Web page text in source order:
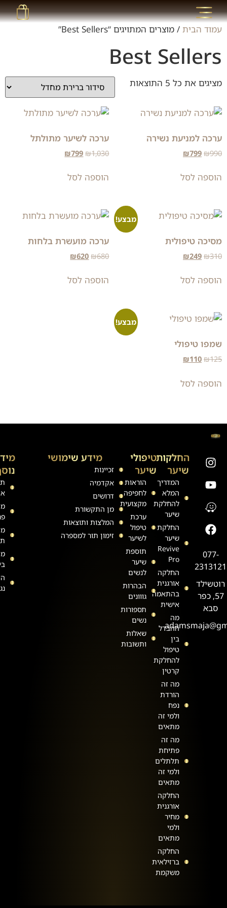
עמוד הבית / מוצרים המתויגים “Best Sellers”
Best Sellers
מציגים את כל ⁦5⁩ התוצאות
ערכה למניעת נשירה
₪990
₪799
הוספה לסל
ערכה לשיער מתולתל
₪1,030
₪799
הוספה לסל
מבצע!
מסיכה טיפולית
₪310
₪249
הוספה לסל
ערכה מועשרת בלחות
₪680
₪620
הוספה לסל
מבצע!
שמפו טיפולי
₪125
₪110
הוספה לסל
077-
2313121
רוטשילד
57, כפר
סבא
החלקות
שיער
המדריך
המלא
להחלקת
שיער
החלקת
שיער
Revive
Pro
החלקה
אורגנית
בהתאמה
אישית
מה
ההבדל
בין
טיפול
להחלקת
קרטין
מה זה
הורדת
נפח
ולמי זה
מתאים
מה זה
פתיחת
תלתלים
ולמי זה
מתאים
החלקה
אורגנית
מחיר
ולמי
מתאים
החלקה
ברזילאית
משקמת
טיפולי
שיער
הוראות
לחפיפה
מקצועית
ערכת
טיפול
לשיער
תוספת
שיער
לנשים
הבהרות
גווונים
תספורות
נשים
שאלות
ותשובות
מידע שימושי
זכיינות
אקדמיה
דרושים
מן התקשורת
המלצות ותוצאות
זימון תור למספרה